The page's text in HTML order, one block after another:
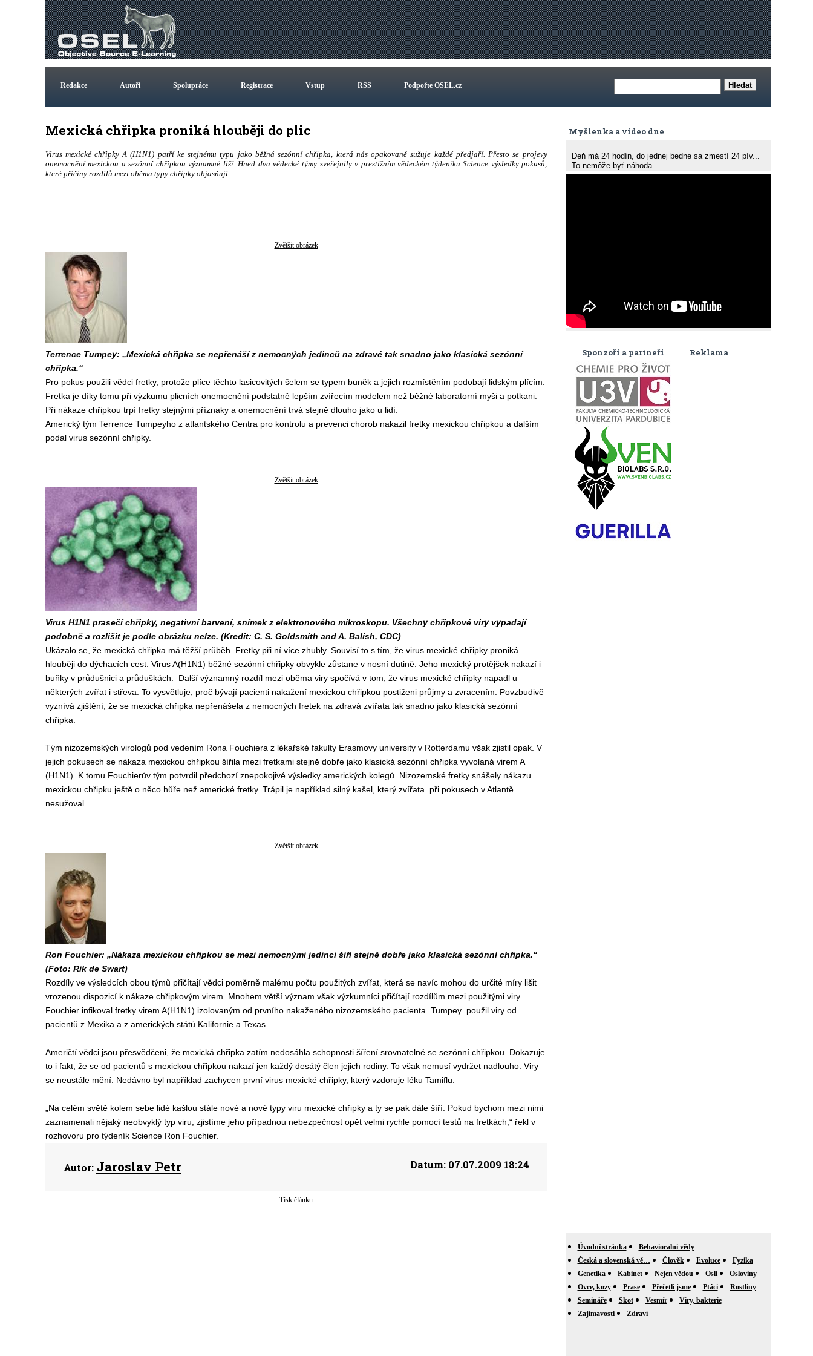
Redakce Autoři Spolupráce Registrace Vstup RSS Podpořte OSEL.cz
Mexická chřipka proniká hlouběji do plic
Virus mexické chřipky A (H1N1) patří ke stejnému typu jako běžná sezónní chřipka, která nás opakovaně sužuje každé předjaří. Přesto se projevy
onemocnění mexickou a sezónní chřipkou významně liší. Hned dva vědecké týmy zveřejnily v prestižním vědeckém týdeníku Science výsledky pokusů,
které příčiny rozdílů mezi oběma typy chřipky objasňují.
Zvětšit obrázek
Terrence Tumpey: „Mexická chřipka se nepřenáší z nemocných jedinců na zdravé tak snadno jako klasická sezónní
chřipka.“
Pro pokus použili vědci fretky, protože plíce těchto lasicovitých šelem se typem buněk a jejich rozmístěním podobají lidským plícím.
Fretka je díky tomu při výzkumu plicních onemocnění podstatně lepším zvířecím modelem než běžné laboratorní myši a potkani.
Při nákaze chřipkou trpí fretky stejnými příznaky a onemocnění trvá stejně dlouho jako u lidí.
Americký tým Terrence Tumpeyho z atlantského Centra pro kontrolu a prevenci chorob nakazil fretky mexickou chřipkou a dalším
podal virus sezónní chřipky.
Zvětšit obrázek
Virus H1N1 prasečí chřipky, negativní barvení, snímek z elektronového mikroskopu. Všechny chřipkové viry vypadají
podobně a rozlišit je podle obrázku nelze. (Kredit: C. S. Goldsmith and A. Balish, CDC)
Ukázalo se, že mexická chřipka má těžší průběh. Fretky při ní více zhubly. Souvisí to s tím, že virus mexické chřipky proniká
hlouběji do dýchacích cest. Virus A(H1N1) běžné sezónní chřipky obvykle zůstane v nosní dutině. Jeho mexický protějšek nakazí i
buňky v průdušnici a průduškách. Další významný rozdíl mezi oběma viry spočívá v tom, že virus mexické chřipky napadl u
některých zvířat i střeva. To vysvětluje, proč bývají pacienti nakažení mexickou chřipkou postiženi průjmy a zvracením. Povzbudivě
vyznívá zjištění, že se mexická chřipka nepřenášela z nemocných fretek na zdravá zvířata tak snadno jako klasická sezónní
chřipka.
Tým nizozemských virologů pod vedením Rona Fouchiera z lékařské fakulty Erasmovy university v Rotterdamu však zjistil opak. V
jejich pokusech se nákaza mexickou chřipkou šířila mezi fretkami stejně dobře jako klasická sezónní chřipka vyvolaná virem A
(H1N1). K tomu Fouchierův tým potvrdil předchozí znepokojivé výsledky amerických kolegů. Nizozemské fretky snášely nákazu
mexickou chřipku ještě o něco hůře než americké fretky. Trápil je například silný kašel, který zvířata při pokusech v Atlantě
nesužoval.
Zvětšit obrázek
Ron Fouchier: „Nákaza mexickou chřipkou se mezi nemocnými jedinci šíří stejně dobře jako klasická sezónní chřipka.“
(Foto: Rik de Swart)
Rozdíly ve výsledcích obou týmů přičítají vědci poměrně malému počtu použitých zvířat, která se navíc mohou do určité míry lišit
vrozenou dispozicí k nákaze chřipkovým virem. Mnohem větší význam však výzkumníci přičítají rozdílům mezi použitými viry.
Fouchier infikoval fretky virem A(H1N1) izolovaným od prvního nakaženého nizozemského pacienta. Tumpey použil viry od
pacientů z Mexika a z amerických států Kalifornie a Texas.
Američtí vědci jsou přesvědčeni, že mexická chřipka zatím nedosáhla schopnosti šíření srovnatelné se sezónní chřipkou. Dokazuje
to i fakt, že se od pacientů s mexickou chřipkou nakazí jen každý desátý člen jejich rodiny. To však nemusí vydržet nadlouho. Viry
se neustále mění. Nedávno byl například zachycen první virus mexické chřipky, který vzdoruje léku Tamiflu.
„Na celém světě kolem sebe lidé kašlou stále nové a nové typy viru mexické chřipky a ty se pak dále šíří. Pokud bychom mezi nimi
zaznamenali nějaký neobvyklý typ viru, zjistíme jeho případnou nebezpečnost opět velmi rychle pomocí testů na fretkách,“ řekl v
rozhovoru pro týdeník Science Ron Fouchier.
Autor: Jaroslav Petr Datum:07.07.2009 18:24
Tisk článku
Myšlenka a video dne
Deň má 24 hodín, do jednej bedne sa zmestí 24 pív...
To nemôže byť náhoda.
Reklama
Sponzoři a partneři
Úvodní stránka
Behavioralni vědy
Česká a slovenská vě…
Člověk Evoluce
Fyzika
Genetika
Kabinet Nejen vědou Osli
Osloviny
Ovce, kozy
Prase Přečetli jsme Ptáci
Rostliny
Semináře
Skot Vesmír
Viry, bakterie
Zajímavosti
Zdraví